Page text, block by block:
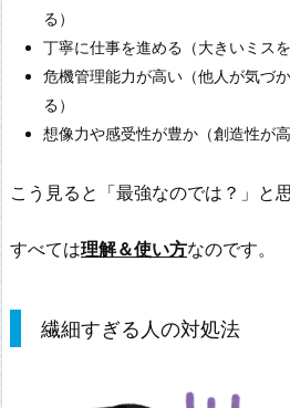
る）
丁寧に仕事を進める（大きいミスを
危機管理能力が高い（他人が気づ
る）
想像力や感受性が豊か（創造性が高
こう見ると「最強なのでは？」と
すべては理解＆使い方なのです。
繊細すぎる人の対処法